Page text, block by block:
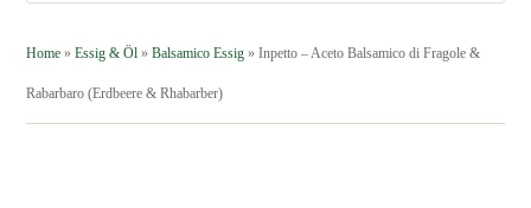
Home »Essig & Öl »Balsamico Essig » Inpetto – Aceto Balsamico di Fragole &
Rabarbaro (Erdbeere & Rhabarber)